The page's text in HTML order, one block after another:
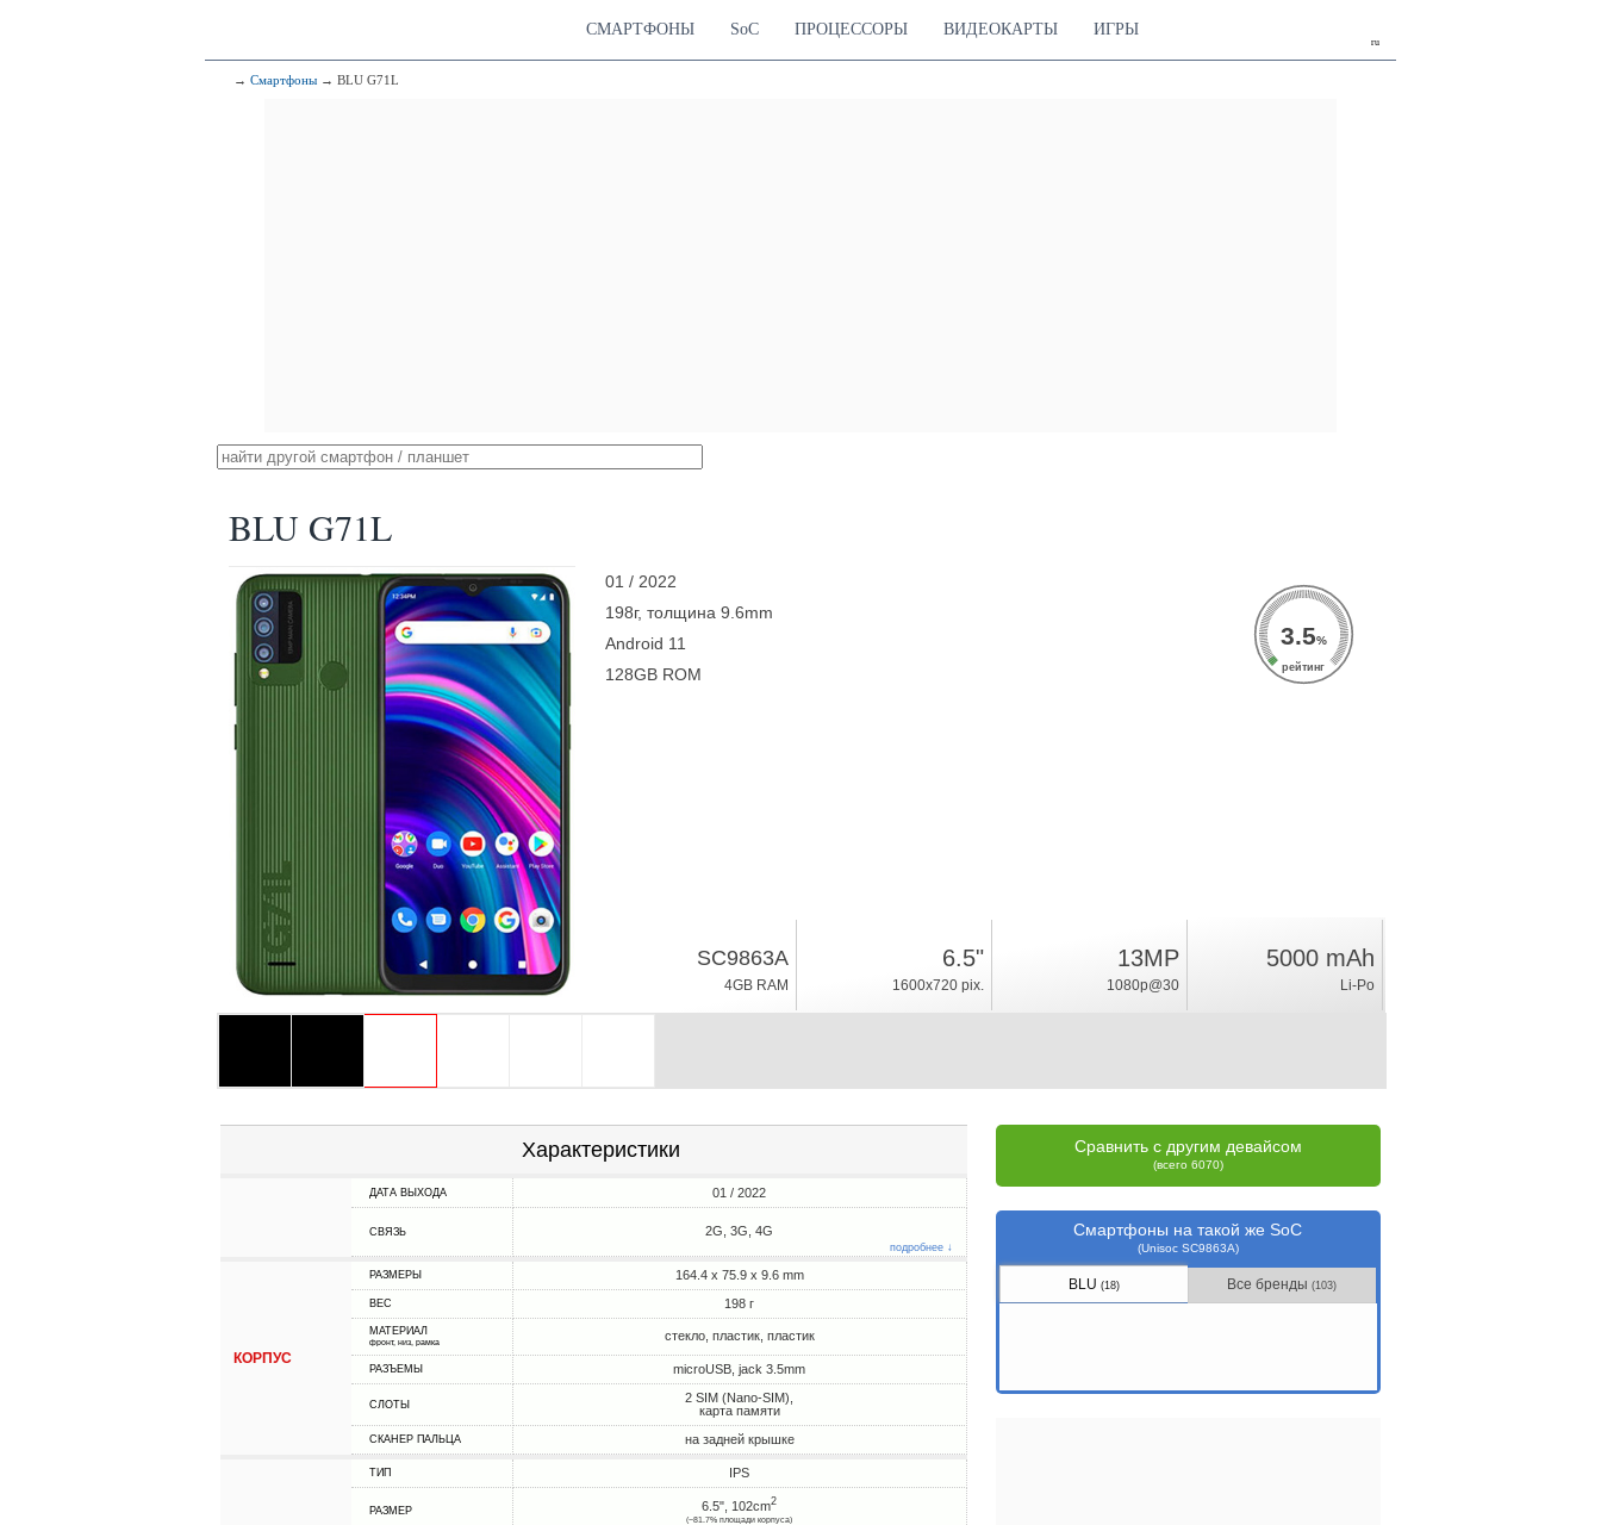
ru
СМАРТФОНЫ SoC ПРОЦЕССОРЫ ВИДЕОКАРТЫ ИГРЫ
→ Смартфоны → BLU G71L
BLU G71L
01 / 2022
198г, толщина 9.6mm
Android 11
128GB ROM
3.5%
рейтинг
SC9863A
4GB RAM
6.5"
1600x720 pix.
13MP
1080p@30
5000 mAh
Li-Po
Характеристики
ДАТА ВЫХОДА 01 / 2022
СВЯЗЬ 2G, 3G, 4G
подробнее ↓
КОРПУС
РАЗМЕРЫ 164.4 x 75.9 x 9.6 mm
ВЕС 198 г
МАТЕРИАЛ
фронт, низ, рамка стекло, пластик, пластик
РАЗЪЕМЫ microUSB, jack 3.5mm
СЛОТЫ
2 SIM (Nano-SIM),
карта памяти
СКАНЕР ПАЛЬЦА на задней крышке
ТИП IPS
РАЗМЕР 6.5", 102cm2
(~81.7% площади корпуса)
Сравнить с другим девайсом
(всего 6070)
Смартфоны на такой же SoC
(Unisoc SC9863A)
BLU (18) Все бренды(103)